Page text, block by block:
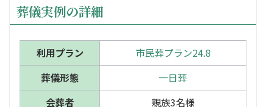
葬儀実例の詳細
利用プラン
市民葬プラン24.8
葬儀形態
一日葬
会葬者
親族3名様